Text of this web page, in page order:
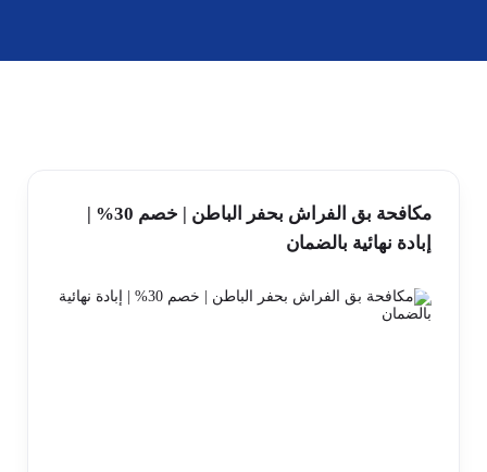
مكافحة بق الفراش بحفر الباطن | خصم 30% |
إبادة نهائية بالضمان